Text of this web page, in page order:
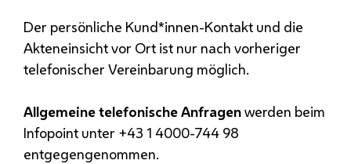
Der persönliche Kund*innen-Kontakt und die
Akteneinsicht vor Ort ist nur nach vorheriger
telefonischer Vereinbarung möglich.
Allgemeine telefonische Anfragenwerden beim
Infopoint unter +43 1 4000-744 98
entgegengenommen.